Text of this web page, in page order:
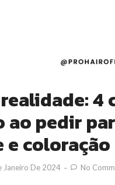
4
pedir
coloração
Janeiro De 2024 No